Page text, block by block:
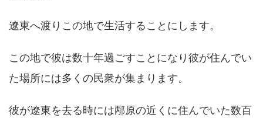
遼東へ渡りこの地で生活することにします。
この地で彼は数十年過ごすことになり彼が住んでい
た場所には多くの民衆が集まります。
彼が遼東を去る時には邴原の近くに住んでいた数百